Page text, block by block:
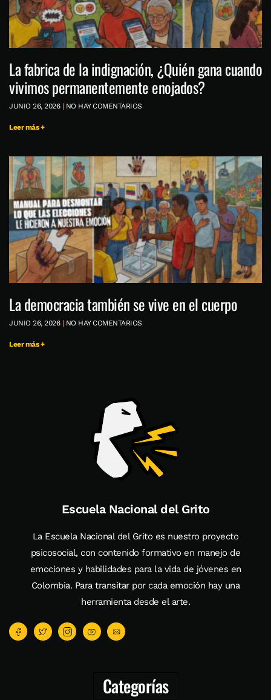
La fabrica de la indignación, ¿Quién gana cuando
vivimos permanentemente enojados?
JUNIO 26, 2026 NO HAY COMENTARIOS
Leer más +
La democracia también se vive en el cuerpo
JUNIO 26, 2026 NO HAY COMENTARIOS
Leer más +
Escuela Nacional del Grito
La Escuela Nacional del Grito es nuestro proyecto
psicosocial, con contenido formativo en manejo de
emociones y habilidades para la vida de jóvenes en
Colombia. Para transitar por cada emoción hay una
herramienta desde el arte.
Categorías